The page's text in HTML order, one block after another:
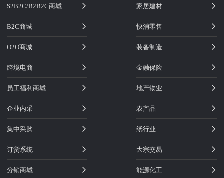
S2B2C/B2B2C商城
B2C商城
O2O商城
跨境电商
员工福利商城
企业内采
集中采购
订货系统
分销商城
家居建材
快消零售
装备制造
金融保险
地产物业
农产品
纸行业
大宗交易
能源化工